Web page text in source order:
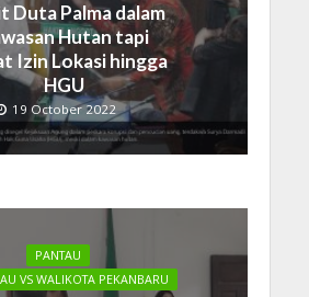
Duta Palma dalam
Hutan tapi
Izin Lokasi hingga
HGU
19 October 2022
PANTAU
VS WALIKOTA PEKANBARU